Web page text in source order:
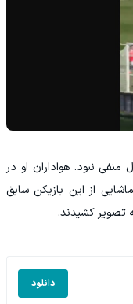
نبود. هواداران او در
از این بازیکن سابق
تصویر کشیدند.
دانلود